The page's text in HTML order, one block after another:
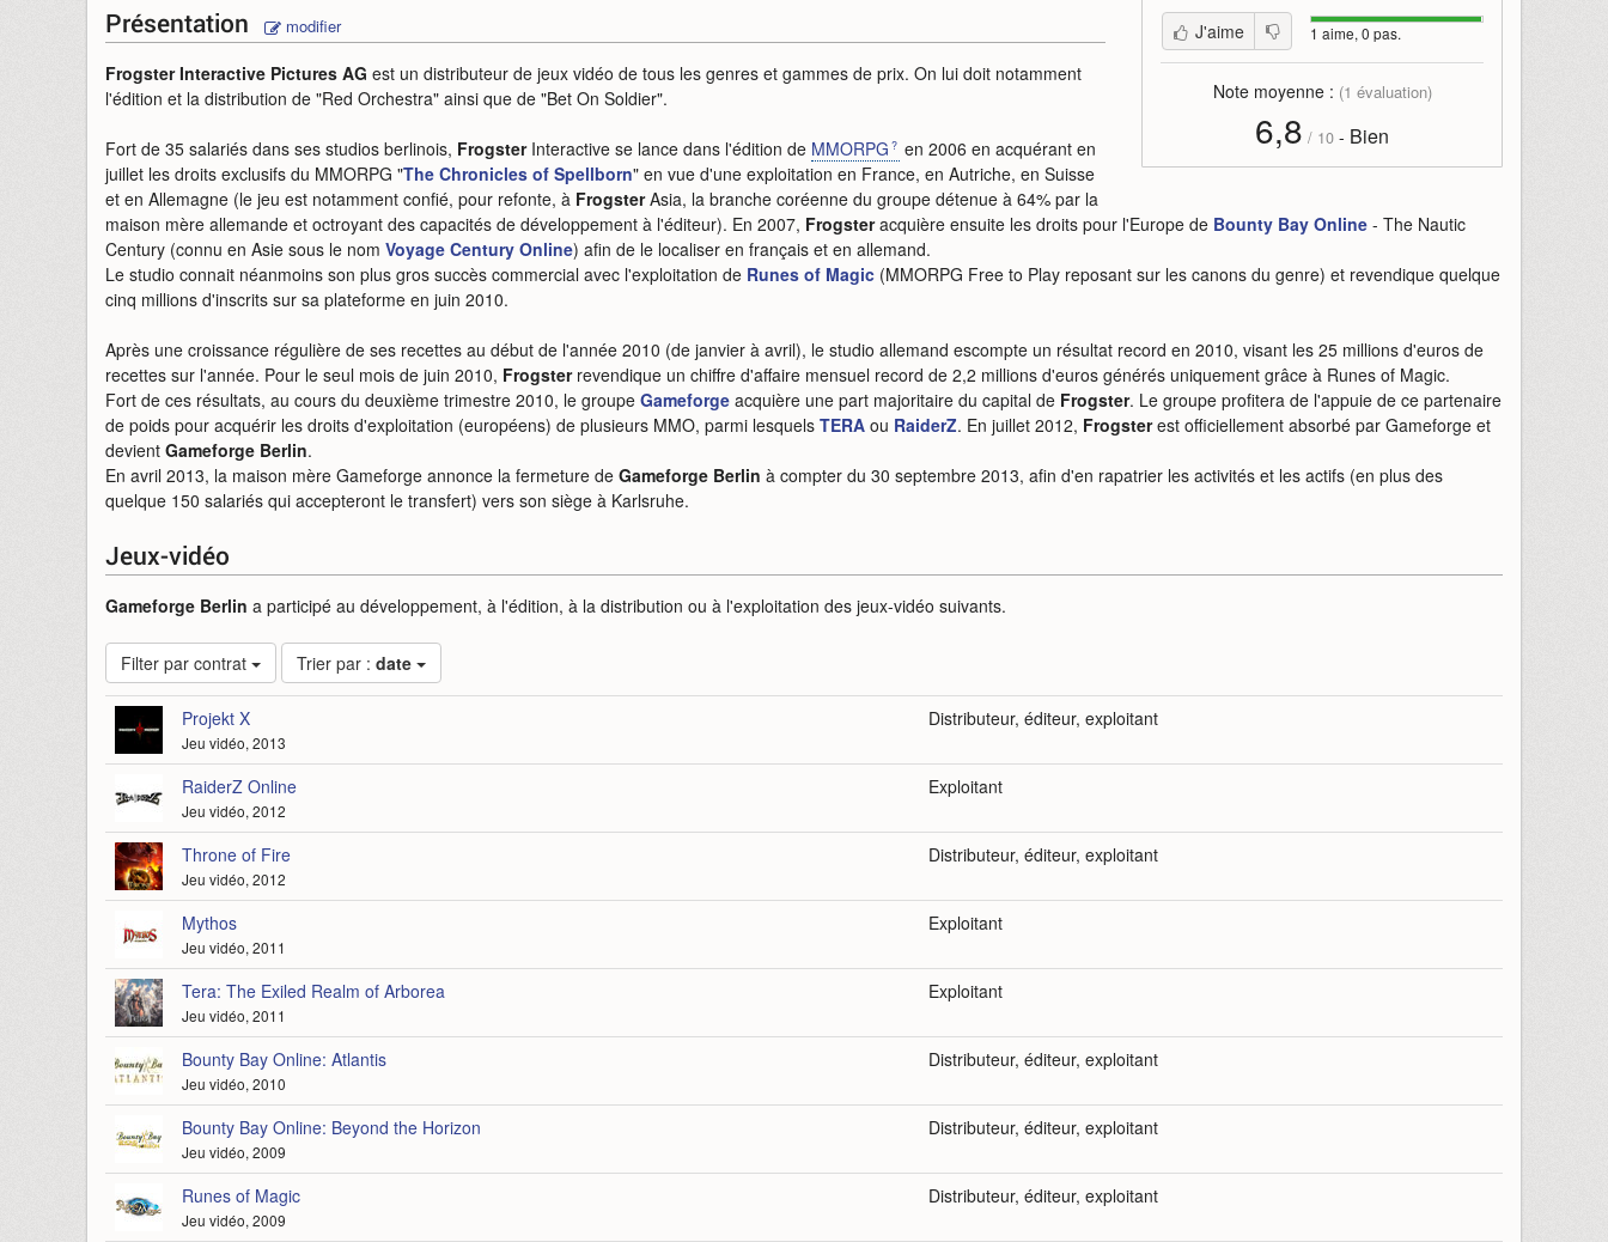
1 aime, 0 pas.
J'aime
Note moyenne : (1 évaluation)
6,8 / 10 - Bien
Présentation modifier
Frogster Interactive Pictures AG est un distributeur de jeux vidéo de tous les genres et gammes de prix. On lui doit notamment
l'édition et la distribution de "Red Orchestra" ainsi que de "Bet On Soldier".
Fort de 35 salariés dans ses studios berlinois, FrogsterInteractive se lance dans l'édition de MMORPG
en 2006 en acquérant en
juillet les droits exclusifs du MMORPG "The Chronicles of Spellborn" en vue d'une exploitation en France, en Autriche, en Suisse
et en Allemagne (le jeu est notamment confié, pour refonte, à FrogsterAsia, la branche coréenne du groupe détenue à 64% par la
maison mère allemande et octroyant des capacités de développement à l'éditeur). En 2007, Frogsteracquière ensuite les droits pour l'Europe de Bounty Bay Online - The Nautic
Century (connu en Asie sous le nom Voyage Century Online) afin de le localiser en français et en allemand.
Le studio connait néanmoins son plus gros succès commercial avec l'exploitation de Runes of Magic (MMORPG Free to Play reposant sur les canons du genre) et revendique quelque
cinq millions d'inscrits sur sa plateforme en juin 2010.
Après une croissance régulière de ses recettes au début de l'année 2010 (de janvier à avril), le studio allemand escompte un résultat record en 2010, visant les 25 millions d'euros de
recettes sur l'année. Pour le seul mois de juin 2010, Frogsterrevendique un chiffre d'affaire mensuel record de 2,2 millions d'euros générés uniquement grâce à Runes of Magic.
Fort de ces résultats, au cours du deuxième trimestre 2010, le groupe Gameforge acquière une part majoritaire du capital de Frogster. Le groupe profitera de l'appuie de ce partenaire
de poids pour acquérir les droits d'exploitation (européens) de plusieurs MMO, parmi lesquels TERA ou RaiderZ. En juillet 2012, Frogsterest officiellement absorbé par Gameforge et
devient Gameforge Berlin.
En avril 2013, la maison mère Gameforge annonce la fermeture de Gameforge Berlin à compter du 30 septembre 2013, afin d'en rapatrier les activités et les actifs (en plus des
quelque 150 salariés qui accepteront le transfert) vers son siège à Karlsruhe.
Jeux-vidéo
Gameforge Berlin a participé au développement, à l'édition, à la distribution ou à l'exploitation des jeux-vidéo suivants.
Filter par contrat Trier par : date
Projekt X
Jeu vidéo, 2013
Distributeur, éditeur, exploitant
RaiderZ Online
Jeu vidéo, 2012
Exploitant
Throne of Fire
Jeu vidéo, 2012
Distributeur, éditeur, exploitant
Mythos
Jeu vidéo, 2011
Exploitant
Tera: The Exiled Realm of Arborea
Jeu vidéo, 2011
Exploitant
Bounty Bay Online: Atlantis
Jeu vidéo, 2010
Distributeur, éditeur, exploitant
Bounty Bay Online: Beyond the Horizon
Jeu vidéo, 2009
Distributeur, éditeur, exploitant
Runes of Magic
Jeu vidéo, 2009
Distributeur, éditeur, exploitant